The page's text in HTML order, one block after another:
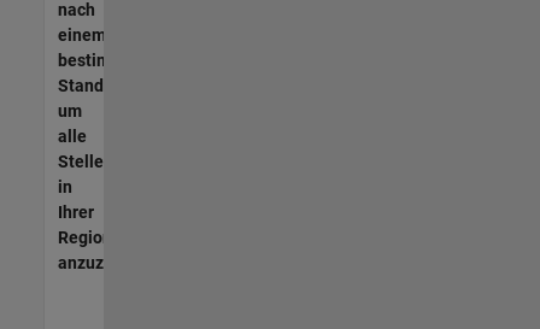
nach
einem
bestimmten
Standort,
um
alle
Stellenangebote
in
Ihrer
Region
anzuzeigen.